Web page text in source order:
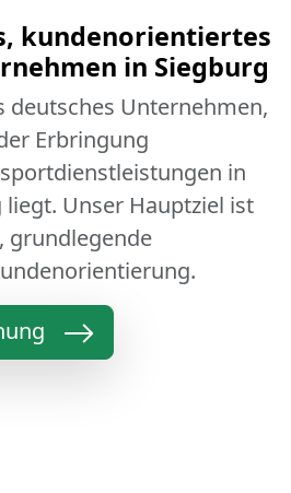
kundenorientiertes
in Siegburg
deutsches Unternehmen,
Erbringung
in
liegt. Unser Hauptziel ist
grundlegende